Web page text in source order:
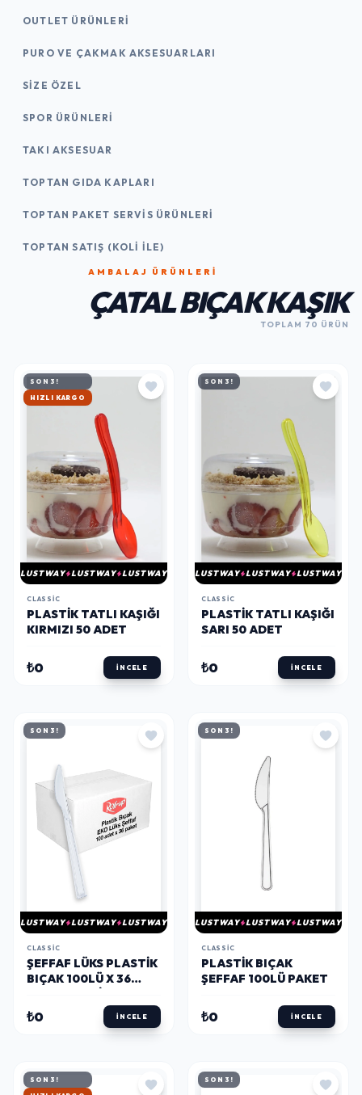
OUTLET ÜRÜNLERI
PURO VE ÇAKMAK AKSESUARLARI
SIZE ÖZEL
SPOR ÜRÜNLERI
TAKI AKSESUAR
TOPTAN GIDA KAPLARI
TOPTAN PAKET SERVIS ÜRÜNLERI
TOPTAN SATIŞ (KOLI İLE)
AMBALAJ ÜRÜNLERI
ÇATAL BIÇAK KAŞIK
TOPLAM 70 ÜRÜN
SON 3!
HIZLI KARGO
LUSTWAY LUSTWAY LUSTWAY
CLASSIC
PLASTIK TATLI KAŞIĞI
KIRMIZI 50 ADET
₺0 İNCELE
SON 3!
LUSTWAY LUSTWAY LUSTWAY
CLASSIC
PLASTIK TATLI KAŞIĞI
SARI 50 ADET
₺0 İNCELE
SON 3!
LUSTWAY LUSTWAY LUSTWAY
CLASSIC
ŞEFFAF LÜKS PLASTIK
BIÇAK 100LÜ X 36
₺0 İNCELE
SON 3!
LUSTWAY LUSTWAY LUSTWAY
CLASSIC
PLASTIK BIÇAK
ŞEFFAF 100LÜ PAKET
₺0 İNCELE
SON 3!
SON 3!